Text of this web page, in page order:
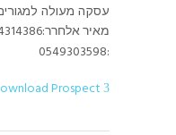
עסקה מעולה
:0549303598
Prospect